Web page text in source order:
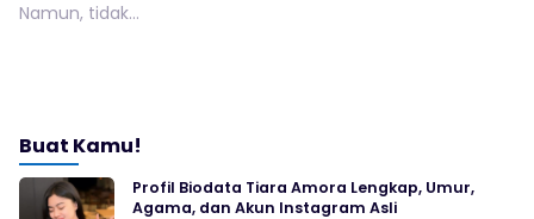
Namun, tidak...
Buat Kamu!
Profil Biodata Tiara Amora Lengkap, Umur,
Agama, dan Akun Instagram Asli